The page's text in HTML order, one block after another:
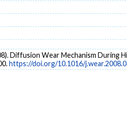
Diffusion Wear Mechanism During
https://doi.org/10.1016/